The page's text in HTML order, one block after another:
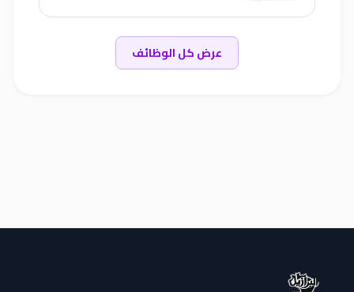
عرض كل الوظائف